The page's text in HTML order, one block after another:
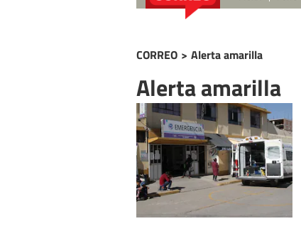
CORREO > Alerta amarilla
Alerta amarilla